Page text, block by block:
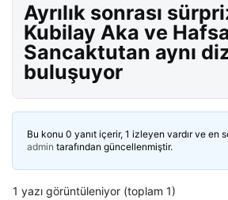
Ayrılık sonrası
Kubilay Aka ve
Sancaktutan aynı
buluşuyor
Bu konu 0 yanıt içerir, 1 izleyen vardır ve en
admin tarafından güncellenmiştir.
1 yazı görüntüleniyor (toplam 1)